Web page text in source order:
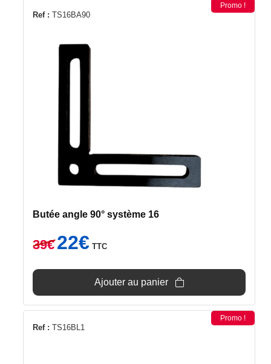
Ref : TS16BA90
Promo !
Butée angle 90° système 16
39€
Le
prix
22€prix
est :
TTC
Ajouter au panier
Ref : TS16BL1
Promo !